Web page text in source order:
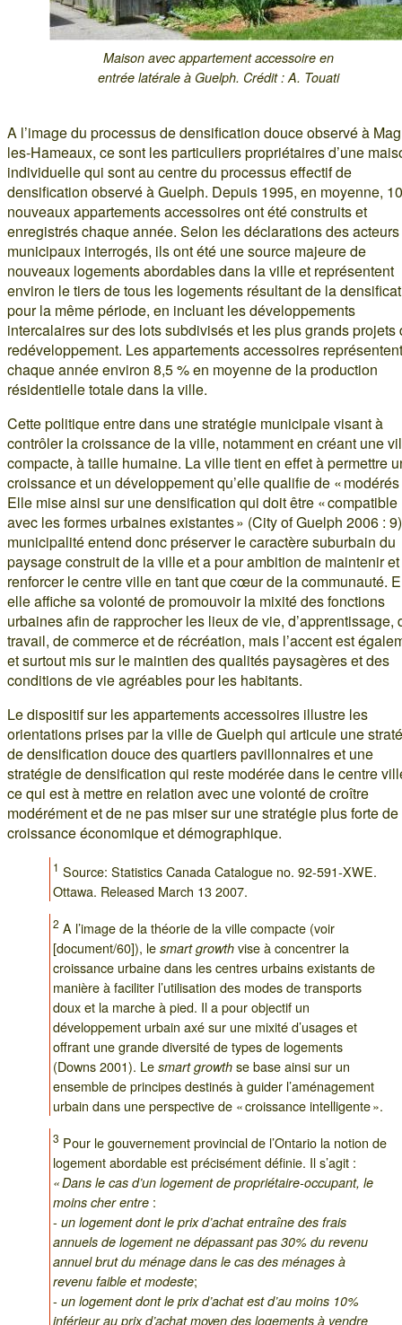
Maison avec appartement accessoire en
entrée latérale à Guelph. Crédit : A. Touati
A l’image du processus de densification douce observé à
les-Hameaux, ce sont les particuliers propriétaires d’une
individuelle qui sont au centre du processus effectif de
densification observé à Guelph. Depuis 1995, en moyenne,
nouveaux appartements accessoires ont été construits et
enregistrés chaque année. Selon les déclarations des acteurs
municipaux interrogés, ils ont été une source majeure de
nouveaux logements abordables dans la ville et représentent
environ le tiers de tous les logements résultant de la
pour la même période, en incluant les développements
intercalaires sur des lots subdivisés et les plus grands projets
redéveloppement. Les appartements accessoires représentent
chaque année environ 8,5 % en moyenne de la production
résidentielle totale dans la ville.
Cette politique entre dans une stratégie municipale visant à
contrôler la croissance de la ville, notamment en créant une
compacte, à taille humaine. La ville tient en effet à permettre
croissance et un développement qu’elle qualifie de « modérés
Elle mise ainsi sur une densification qui doit être « compatible
avec les formes urbaines existantes » (City of Guelph 2006 :
municipalité entend donc préserver le caractère suburbain du
paysage construit de la ville et a pour ambition de maintenir
renforcer le centre ville en tant que cœur de la communauté.
elle affiche sa volonté de promouvoir la mixité des fonctions
urbaines afin de rapprocher les lieux de vie, d’apprentissage,
travail, de commerce et de récréation, mais l’accent est
et surtout mis sur le maintien des qualités paysagères et des
conditions de vie agréables pour les habitants.
Le dispositif sur les appartements accessoires illustre les
orientations prises par la ville de Guelph qui articule une
de densification douce des quartiers pavillonnaires et une
stratégie de densification qui reste modérée dans le centre
ce qui est à mettre en relation avec une volonté de croître
modérément et de ne pas miser sur une stratégie plus forte de
croissance économique et démographique.
1 Source: Statistics Canada Catalogue no. 92-591-XWE.
Ottawa. Released March 13 2007.
2 A l’image de la théorie de la ville compacte (voir
[document/60]), le smart growth vise à concentrer la
croissance urbaine dans les centres urbains existants de
manière à faciliter l’utilisation des modes de transports
doux et la marche à pied. Il a pour objectif un
développement urbain axé sur une mixité d’usages et
offrant une grande diversité de types de logements
(Downs 2001). Le smart growth se base ainsi sur un
ensemble de principes destinés à guider l’aménagement
urbain dans une perspective de « croissance intelligente ».
3 Pour le gouvernement provincial de l’Ontario la notion de
logement abordable est précisément définie. Il s’agit :
« Dans le cas d’un logement de propriétaire-occupant, le
moins cher entre :
- un logement dont le prix d’achat entraîne des frais
annuels de logement ne dépassant pas 30% du revenu
annuel brut du ménage dans le cas des ménages à
revenu faible et modeste;
- un logement dont le prix d’achat est d’au moins 10%
inférieur au prix d’achat moyen des logements à vendre